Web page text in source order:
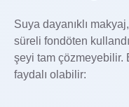
Suya dayanıklı
süreli fondöten
şeyi tam çözmeyebilir.
faydalı olabilir: